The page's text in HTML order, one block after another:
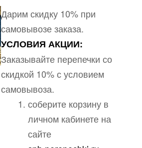
Дарим скидку 10% при
самовывозе заказа.
УСЛОВИЯ АКЦИИ:
Заказывайте перепечки со
скидкой 10% с условием
самовывоза.
соберите корзину в
личном кабинете на
сайте